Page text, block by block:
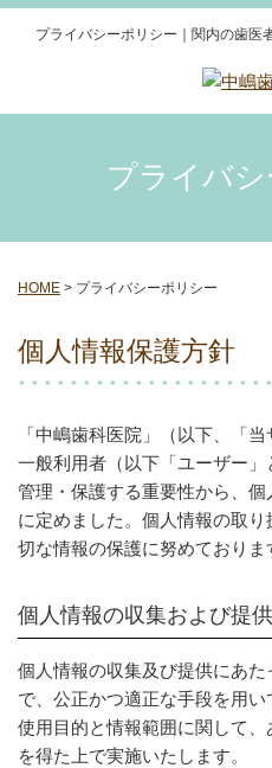
プライバシーポリシー｜関内の歯医
プライバ
HOME > プライバシーポリシー
個人情報保護方針
「中嶋歯科医院」（以下、「
一般利用者（以下「ユーザー
管理・保護する重要性から、
に定めました。個人情報の取
切な情報の保護に努めておりま
個人情報の収集および提
個人情報の収集及び提供にあ
で、公正かつ適正な手段を用
使用目的と情報範囲に関して
を得た上で実施いたします。